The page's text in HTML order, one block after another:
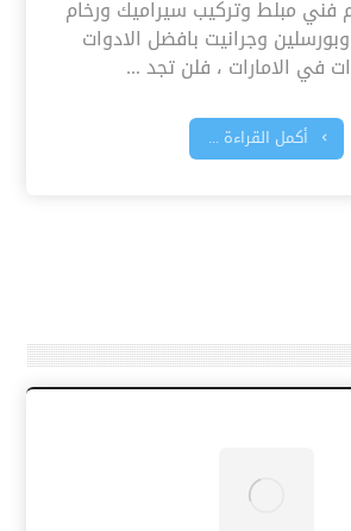
فني مبلط وتركيب سيراميك ورخام
وجرانيت بافضل الادوات
في الامارات ، فلن تجد ...
أكمل القراءة ...